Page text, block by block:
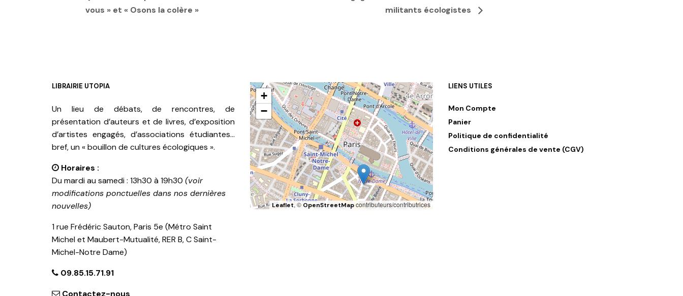
vous » et « Osons la colère »
militants écologistes
LIBRAIRIE UTOPIA
Un lieu de débats, de rencontres, de
présentation d’auteurs et de livres, d’exposition
d’artistes engagés, d’associations étudiantes…
bref, un « bouillon de cultures écologiques ».
Horaires :
Du mardi au samedi : 13h30 à 19h30 (voir
modifications ponctuelles dans nos dernières
nouvelles)
1 rue Frédéric Sauton, Paris 5e (Métro Saint
Michel et Maubert-Mutualité, RER B, C Saint-
Michel-Notre Dame)
09.85.15.71.91
+
−
Leaflet, ©OpenStreetMapcontributeurs/contributrices
LIENS UTILES
Mon Compte
Panier
Politique de confidentialité
Conditions générales de vente (CGV)